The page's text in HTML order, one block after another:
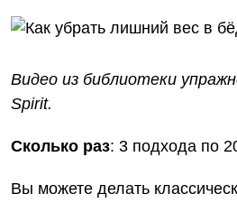
Видео из библиотеки
Spirit.
Сколько раз: 3 подхода по
Вы можете делать